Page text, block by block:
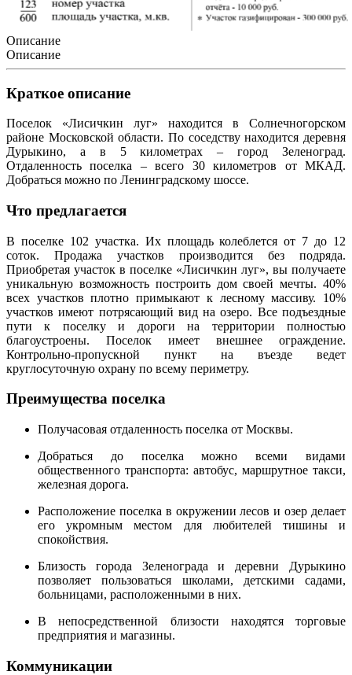
Описание
Описание
Краткое описание
Поселок «Лисичкин луг» находится в Солнечногорском
районе Московской области. По соседству находится деревня
Дурыкино, а в 5 километрах – город Зеленоград.
Отдаленность поселка – всего 30 километров от МКАД.
Добраться можно по Ленинградскому шоссе.
Что предлагается
В поселке 102 участка. Их площадь колеблется от 7 до 12
соток. Продажа участков производится без подряда.
Приобретая участок в поселке «Лисичкин луг», вы получаете
уникальную возможность построить дом своей мечты. 40%
всех участков плотно примыкают к лесному массиву. 10%
участков имеют потрясающий вид на озеро. Все подъездные
пути к поселку и дороги на территории полностью
благоустроены. Поселок имеет внешнее ограждение.
Контрольно-пропускной пункт на въезде ведет
круглосуточную охрану по всему периметру.
Преимущества поселка
Получасовая отдаленность поселка от Москвы.
Добраться до поселка можно всеми видами
общественного транспорта: автобус, маршрутное такси,
железная дорога.
Расположение поселка в окружении лесов и озер делает
его укромным местом для любителей тишины и
спокойствия.
Близость города Зеленограда и деревни Дурыкино
позволяет пользоваться школами, детскими садами,
больницами, расположенными в них.
В непосредственной близости находятся торговые
предприятия и магазины.
Коммуникации